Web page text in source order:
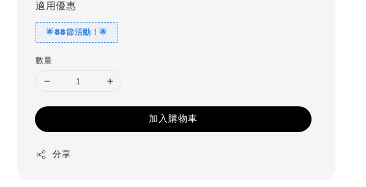
適用優惠
🌟88節活動！🌟
數量
加入購物車
分享